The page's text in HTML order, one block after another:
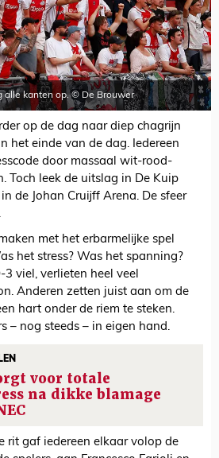
alle kanten op. © De Brouwer
op de dag naar diep chagrijn
het einde van de dag. Iedereen
door massaal wit-rood-
Toch leek de uitslag in De Kuip
de Johan Cruijff Arena. De sfeer
met het erbarmelijke spel
het stress? Was het spanning?
3 viel, verlieten heel veel
Anderen zetten juist aan om de
hart onder de riem te steken.
– nog steeds – in eigen hand.
voor totale
na dikke blamage
rit gaf iedereen elkaar volop de